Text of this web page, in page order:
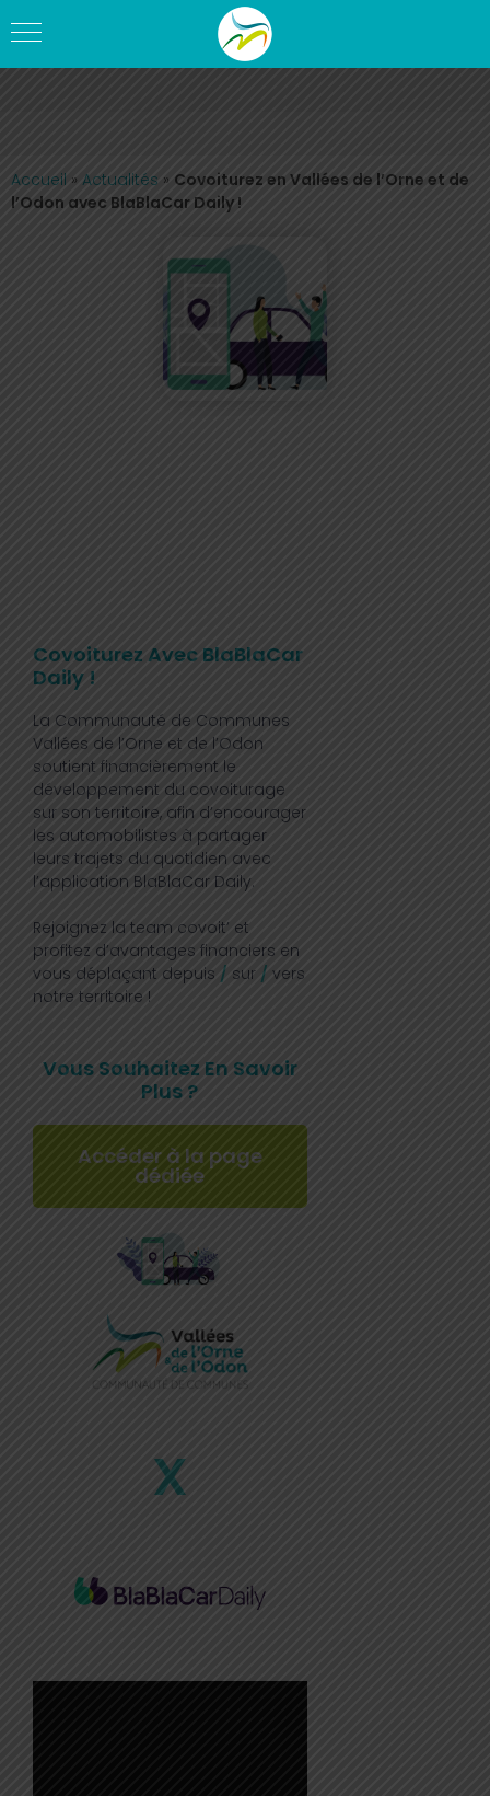
Accueil » Actualités » Covoiturez en Vallées de l’Orne et de
l’Odon avec BlaBlaCar Daily !
Covoiturez Avec BlaBlaCar
Daily !
La Communauté de Communes
Vallées de l’Orne et de l’Odon
soutient financièrement le
développement du covoiturage
sur son territoire, afin d’encourager
les automobilistes à partager
leurs trajets du quotidien avec
l’application BlaBlaCar Daily.
Rejoignez la team covoit’ et
profitez d’avantages financiers en
vous déplaçant depuis / sur / vers
notre territoire !
Vous Souhaitez En Savoir
Plus ?
Accéder à la page
dédiée
X